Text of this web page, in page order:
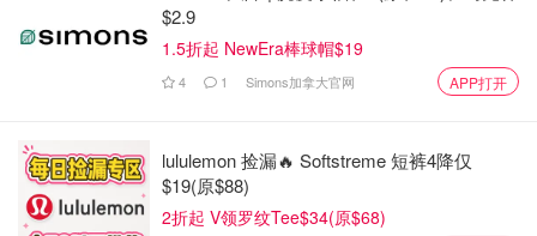
路线安排
首先讲讲我的经验总结
如果不调时差的话，可以beat人潮，拍到优质的照片哦
～
$2.9
1.5折起 NewEra棒球帽$19
4 1 Simons加拿大官网 APP打开
lululemon 捡漏🔥 Softstreme 短裤4降仅
$19(原$88)
2折起 V领罗纹Tee$34(原$68)